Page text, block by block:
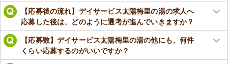
【応募後の流れ】デイサービス太陽梅里の湯の求人へ
応募した後は、どのように選考が進んでいきますか？
【応募数】デイサービス太陽梅里の湯の他にも、何件
くらい応募するのがいいですか？